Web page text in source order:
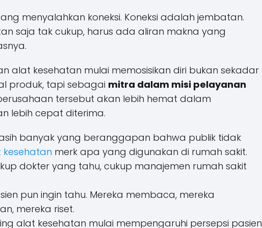
menyalahkan koneksi. Koneksi adalah jembatan.
saja tak cukup, harus ada aliran makna yang
alat kesehatan mulai memosisikan diri bukan sekadar
produk, tapi sebagai mitra dalam misi pelayanan
tersebut akan lebih hemat dalam
lebih cepat diterima.
banyak yang beranggapan bahwa publik tidak
merk apa yang digunakan di rumah sakit.
dokter yang tahu, cukup manajemen rumah sakit
pun ingin tahu. Mereka membaca, mereka
mereka riset.
alat kesehatan mulai mempengaruhi persepsi pasien